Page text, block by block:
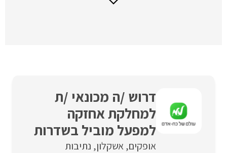
דרוש /ה מכונאי /ת
למחלקת אחזקה
למפעל מוביל בשדרות
אופקים אשקלון נתיבות